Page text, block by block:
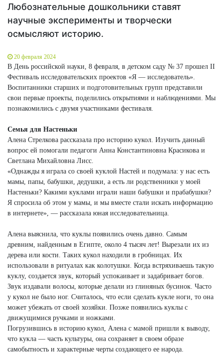
Любознательные дошкольники ставят
научные эксперименты и творчески
осмысляют историю.
20 февраля 2024
В День российской науки, 8 февраля, в детском саду № 37 прошел ІІ
Фестиваль исследовательских проектов «Я — исследователь».
Воспитанники старших и подготовительных групп представили
свои первые проекты, поделились открытиями и наблюдениями. Мы
познакомились с двумя участниками фестиваля.
Семья для Настеньки
Алена Стрелкова рассказала про историю кукол. Изучить данный
вопрос ей помогали педагоги Анна Константиновна Красикова и
Светлана Михайловна Лисс.
«Однажды я играла со своей куклой Настей и подумала: у нас есть
мамы, папы, бабушки, дедушки, а есть ли родственники у моей
Настеньки? Какими куклами играли наши бабушки и прабабушки?
Я спросила об этом у мамы, и мы вместе стали искать информацию
в интернете», — рассказала юная исследовательница.
Алена выяснила, что куклы появились очень давно. Самым
древним, найденным в Египте, около 4 тысяч лет! Вырезали их из
дерева или кости. Таких кукол находили в гробницах. Их
использовали в ритуалах как колотушки. Когда встряхиваешь такую
куклу, создается звук, который успокаивает и задабривает богов.
Звук издавали волосы, которые делали из глиняных бусинок. Часто
у кукол не было ног. Считалось, что если сделать кукле ноги, то она
может убежать от своей хозяйки. Позже появились куклы с
движущимися ручками и ножками.
Погрузившись в историю кукол, Алена с мамой пришли к выводу,
что кукла — часть культуры, она сохраняет в своем образе
самобытность и характерные черты создающего ее народа.